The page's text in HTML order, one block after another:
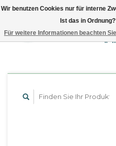
Wir benutzen Cookies nur für interne
Ist das in Ordnung?
Für weitere Informationen beachten